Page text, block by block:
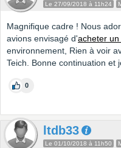
Le 27/09/2018 à 11h24
Magnifique cadre ! Nous
avions envisagé d'acheter un
environnement, Rien à voir
Teich. Bonne continuation et
0
ltdb33
Le 01/10/2018 à 11h50